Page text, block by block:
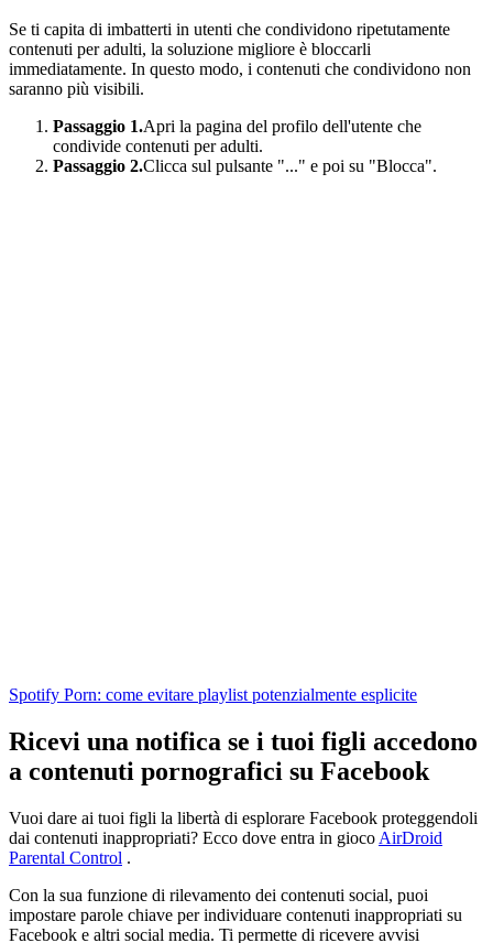
Se ti capita di imbatterti in utenti che condividono ripetutamente
contenuti per adulti, la soluzione migliore è bloccarli
immediatamente. In questo modo, i contenuti che condividono non
saranno più visibili.
Passaggio 1.Apri la pagina del profilo dell'utente che
condivide contenuti per adulti.
Passaggio 2.Clicca sul pulsante "..." e poi su "Blocca".
Spotify Porn: come evitare playlist potenzialmente esplicite
Ricevi una notifica se i tuoi figli accedono
a contenuti pornografici su Facebook
Vuoi dare ai tuoi figli la libertà di esplorare Facebook proteggendoli
dai contenuti inappropriati? Ecco dove entra in gioco AirDroid
Parental Control .
Con la sua funzione di rilevamento dei contenuti social, puoi
impostare parole chiave per individuare contenuti inappropriati su
Facebook e altri social media. Ti permette di ricevere avvisi